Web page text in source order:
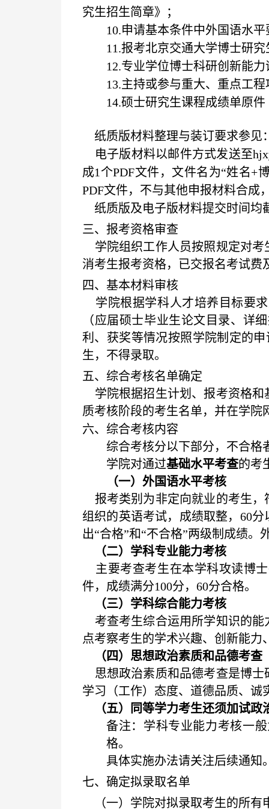
究生招生简章》；
10.申请基本条件中外国语水
11.报考北京交通大学博士研
12.专业学位博士科研创新能
13.主持或参与重大、重点工
14.硕士研究生课程成绩单原
纸质版材料整理与装订要求参见
电子版材料以邮件方式发送至
成1 个PDF文件，文件名为“姓名+
PDF文件，不与其他申报材料合成
纸质版及电子版材料提交时间均
三、报考资格审查
学院组织工作人员按照规定对考
消考生报考资格，已交报名考试费
四、基本材料审核
学院根据学科人才培养目标要
（应届硕士毕业生论文目录、详
利、获奖等情况按照学院制定的
生，不得录取。
五、综合考核名单确定
学院根据招生计划、报考资格和
质考核阶段的考生名单，并在学院
六、综合考核内容
综合考核分以下部分，不合格
学院对通过基础水平考查的考
（一）外国语水平考核
报考类别为非定向就业的考生，
组织的英语考试，成绩取整， 60分
出“合格”和“不合格”两级制成绩
（二）学科专业能力考核
主要考查考生在本学科攻读博
件，成绩满分100分， 60分合格。
（三）学科综合能力考核
考查考生综合运用所学知识的能
点考察考生的学术兴趣、创新能
（四）思想政治素质和品德考查
思想政治素质和品德考查是博士
学习（工作）态度、道德品质、
（五）同等学力考生还须加试政
备注：学科专业能力考核一
格。
具体实施办法请关注后续通知
七、确定拟录取名单
（一）学院对拟录取考生的所有